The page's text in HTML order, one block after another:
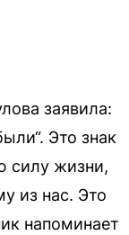
заявила:
Это знак
силу жизни,
из нас. Это
напоминает